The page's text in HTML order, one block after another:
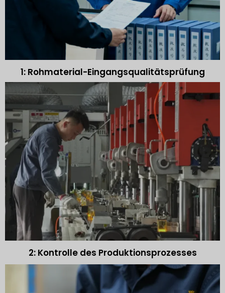
1: Rohmaterial-Eingangsqualitätsprüfung
2: Kontrolle des Produktionsprozesses